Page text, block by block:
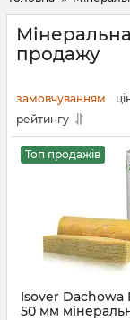
продажу
замовчуванням
рейтингу
Топ продажів
Isover Dachowa
50 мм